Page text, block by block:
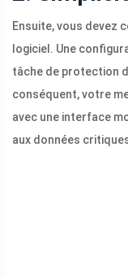
Ensuite, vous devez
logiciel. Une
tâche de protection
conséquent, votre
avec une interface
aux données